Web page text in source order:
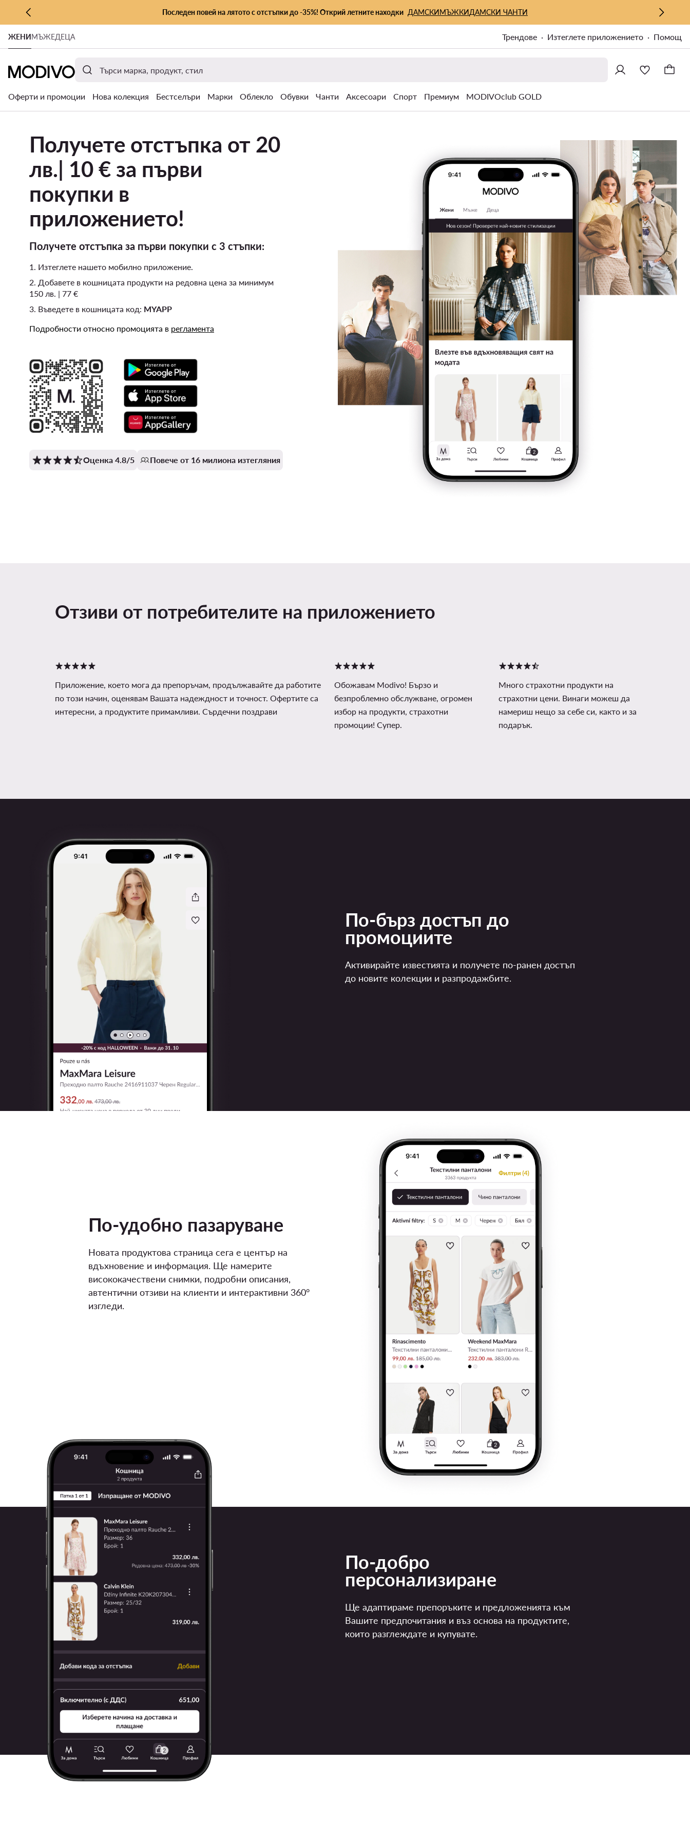
КЪМ ОСНОВНОТО СЪДЪРЖАНИЕ
КЪМ ТЪРСЕНЕ
Последен повей на лятото с отстъпки до -35%! Открий летните находки ДАМСКИМЪЖКИДАМСКИ ЧАНТИ
ЖЕНИМЪЖЕДЕЦА Трендове Изтеглете приложението Помощ
Оферти и промоции Нова колекция Бестселъри Марки Облекло Обувки Чанти Аксесоари Спорт Премиум MODIVOclub GOLD
Получете отстъпка от 20
лв.| 10 € за първи
покупки в
приложението!
Получете отстъпка за първи покупки с 3 стъпки:
1. Изтеглете нашето мобилно приложение.
2. Добавете в кошницата продукти на редовна цена за минимум
150 лв. | 77 €
3. Въведете в кошницата код: MYAPP
Подробности относно промоцията в регламента
Оценка 4.8/5 Повече от 16 милиона изтегляния
Отзиви от потребителите на приложението
Приложение, което мога да препоръчам, продължавайте да работите
по този начин, оценявам Вашата надеждност и точност. Офертите са
интересни, а продуктите примамливи. Сърдечни поздрави
Обожавам Modivo! Бързо и
безпроблемно обслужване, огромен
избор на продукти, страхотни
промоции! Супер.
Много страхотни продукти на
страхотни цени. Винаги можеш да
намериш нещо за себе си, както и за
подарък.
По-бърз достъп до
промоциите
Активирайте известията и получете по-ранен достъп
до новите колекции и разпродажбите.
По-удобно пазаруване
Новата продуктова страница сега е център на
вдъхновение и информация. Ще намерите
висококачествени снимки, подробни описания,
автентични отзиви на клиенти и интерактивни 360°
изгледи.
По-добро
персонализиране
Ще адаптираме препоръките и предложенията към
Вашите предпочитания и въз основа на продуктите,
които разглеждате и купувате.